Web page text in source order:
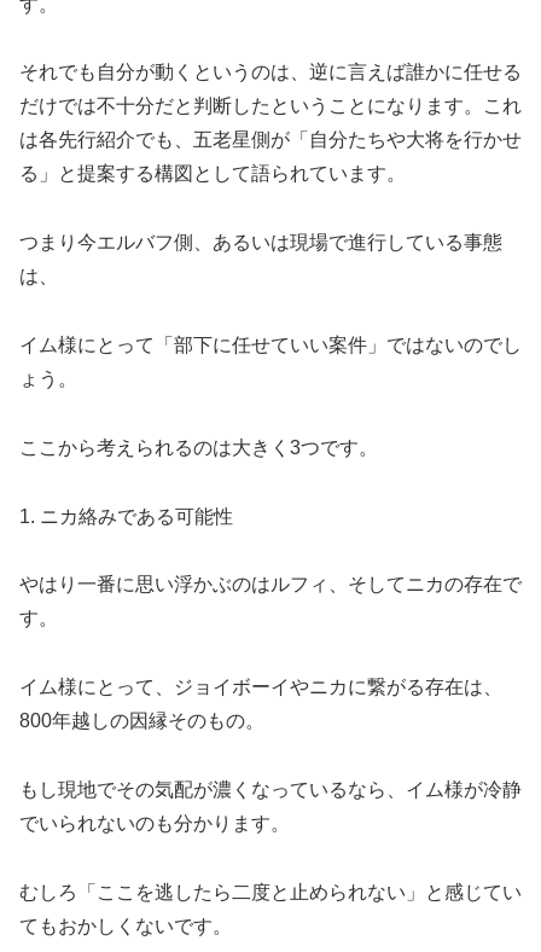
それでも自分が動くというのは、逆に言えば誰かに任せる
だけでは不十分だと判断したということになります。これ
は各先行紹介でも、五老星側が「自分たちや大将を行かせ
る」と提案する構図として語られています。
つまり今エルバフ側、あるいは現場で進行している事態
は、
イム様にとって「部下に任せていい案件」ではないのでし
ょう。
ここから考えられるのは大きく3つです。
1. ニカ絡みである可能性
やはり一番に思い浮かぶのはルフィ、そしてニカの存在で
す。
イム様にとって、ジョイボーイやニカに繋がる存在は、
800年越しの因縁そのもの。
もし現地でその気配が濃くなっているなら、イム様が冷静
でいられないのも分かります。
むしろ「ここを逃したら二度と止められない」と感じてい
てもおかしくないです。